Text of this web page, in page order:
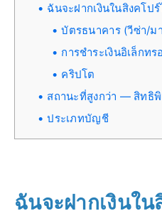
ฉันจะฝากเงินในสิงคโป
บัตรธนาคาร (วีซ่า/ม
การชำระเงินอิเล็กท
คริปโต
สถานะที่สูงกว่า — สิทธิ
ประเภทบัญชี
ฉันจะฝากเงินใ